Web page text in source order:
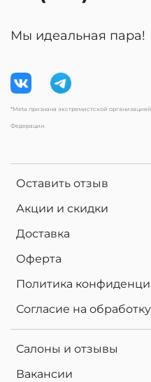
Оставить отзыв
Акции и скидки
Доставка
Оферта
Политика
Согласие на
Салоны и отзывы
Вакансии
Мы идеальная пара!
*Meta признана экстремистской
Федерации.